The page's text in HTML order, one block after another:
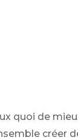
quoi de
créer